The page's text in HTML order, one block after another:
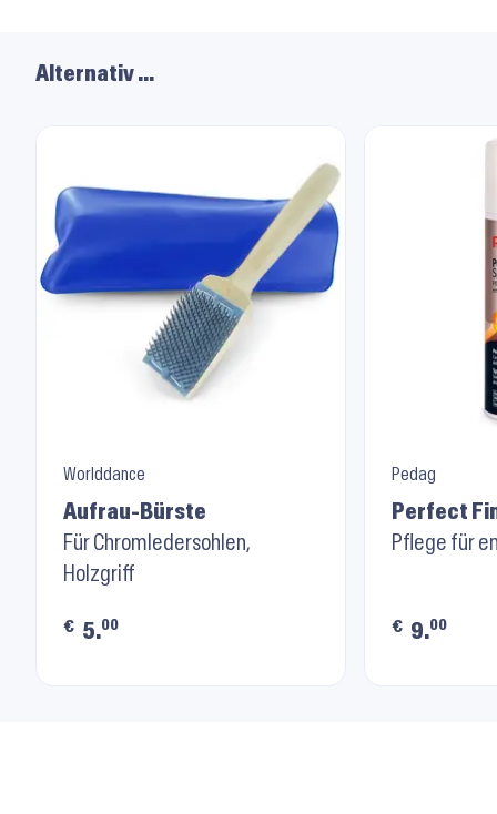
Alternativ …
Worlddance
Aufrau-Bürste
Für Chromledersohlen,
Holzgriff
€ 5.00
Pedag
Perfect
Pflege für
€ 9.00